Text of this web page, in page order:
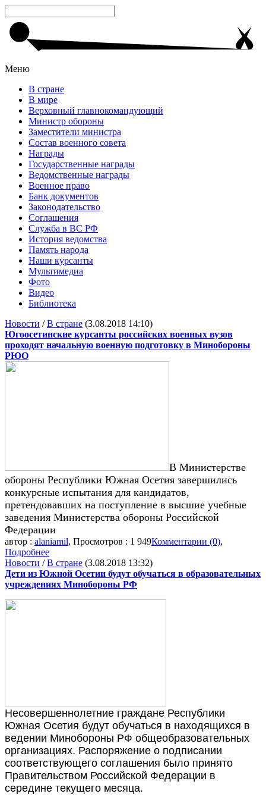
Меню
В стране
В мире
Верховный главнокомандующий
Министр обороны
Заместители министра
Состав военного совета
Награды
Государственные награды
Ведомственные награды
Военное право
Банк документов
Законодательство
Соглашения
Служба в ВС РФ
История ведомства
Память народа
Наши курсанты
Мультимедиа
Фото
Видео
Библиотека
Новости /В стране (3.08.2018 14:10)
Югоосетинские курсанты российских военных вузов
проходят начальную военную подготовку в Минобороны
РЮО
В Министерстве
обороны Республики Южная Осетия завершились
конкурсные испытания для кандидатов,
претендовавших на поступление в высшие учебные
заведения Министерства обороны Российской
Федерации
автор : alaniamil, Просмотров : 1 949Комментарии (0),
Подробнее
Новости /В стране (3.08.2018 13:32)
Дети из Южной Осетии будут обучаться в образовательных
учреждениях Минобороны РФ
Несовершеннолетние граждане Республики
Южная Осетия будут обучаться в находящихся в
ведении Минобороны РФ общеобразовательных
организациях. Распоряжение о подписании
соответствующего соглашения было принято
Правительством Российской Федерации в
середине текущего месяца.